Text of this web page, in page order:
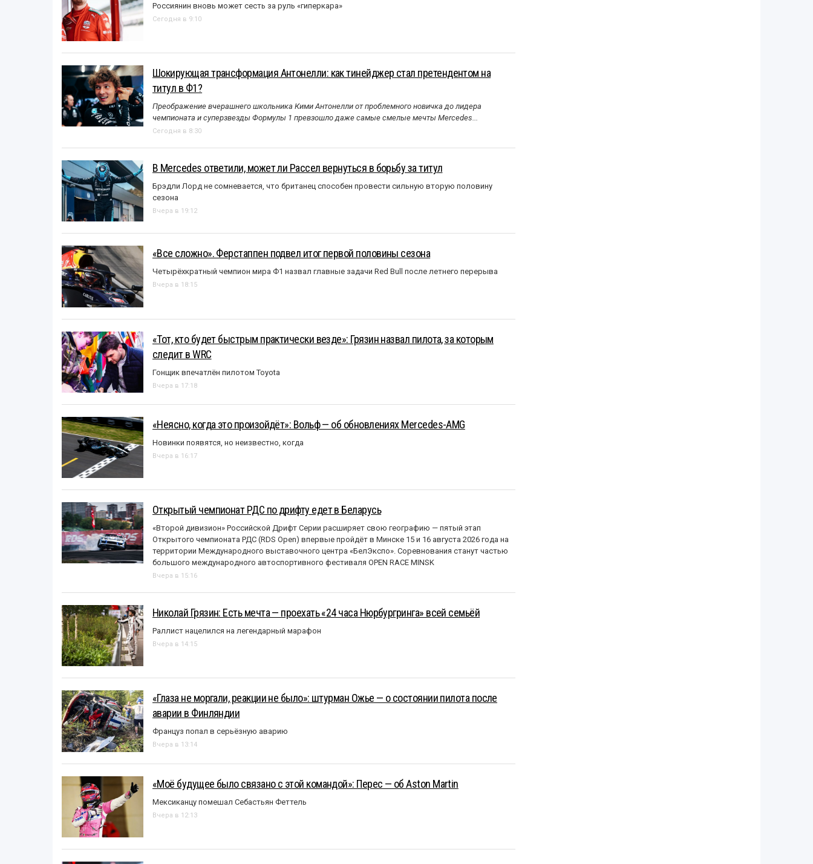
Россиянин вновь может сесть за руль «гиперкара»
Сегодня в 9:10
Шокирующая трансформация Антонелли: как тинейджер стал претендентом на
титул в Ф1?
Преображение вчерашнего школьника Кими Антонелли от проблемного новичка до лидера
чемпионата и суперзвезды Формулы 1 превзошло даже самые смелые мечты Mercedes...
Сегодня в 8:30
В Mercedes ответили, может ли Рассел вернуться в борьбу за титул
Брэдли Лорд не сомневается, что британец способен провести сильную вторую половину
сезона
Вчера в 19:12
«Все сложно». Ферстаппен подвел итог первой половины сезона
Четырёхкратный чемпион мира Ф1 назвал главные задачи Red Bull после летнего перерыва
Вчера в 18:15
«Тот, кто будет быстрым практически везде»: Грязин назвал пилота, за которым
следит в WRC
Гонщик впечатлён пилотом Toyota
Вчера в 17:18
«Неясно, когда это произойдёт»: Вольф — об обновлениях Mercedes-AMG
Новинки появятся, но неизвестно, когда
Вчера в 16:17
Открытый чемпионат РДС по дрифту едет в Беларусь
«Второй дивизион» Российской Дрифт Серии расширяет свою географию — пятый этап
Открытого чемпионата РДС (RDS Open) впервые пройдёт в Минске 15 и 16 августа 2026 года на
территории Международного выставочного центра «БелЭкспо». Соревнования станут частью
большого международного автоспортивного фестиваля OPEN RACE MINSK
Вчера в 15:16
Николай Грязин: Есть мечта — проехать «24 часа Нюрбургринга» всей семьёй
Раллист нацелился на легендарный марафон
Вчера в 14:15
«Глаза не моргали, реакции не было»: штурман Ожье — о состоянии пилота после
аварии в Финляндии
Француз попал в серьёзную аварию
Вчера в 13:14
«Моё будущее было связано с этой командой»: Перес — об Aston Martin
Мексиканцу помешал Себастьян Феттель
Вчера в 12:13